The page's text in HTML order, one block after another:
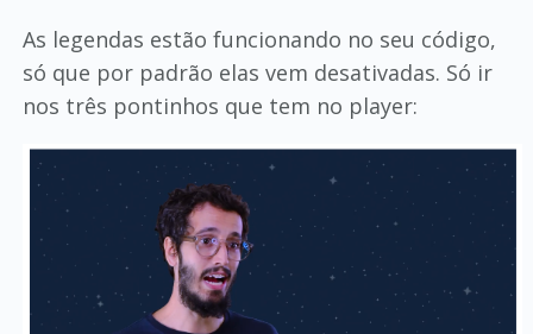
As legendas estão funcionando no seu código,
só que por padrão elas vem desativadas. Só ir
nos três pontinhos que tem no player: